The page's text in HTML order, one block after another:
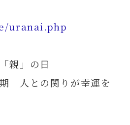
uranai.php
」の日
人との関りが幸運を